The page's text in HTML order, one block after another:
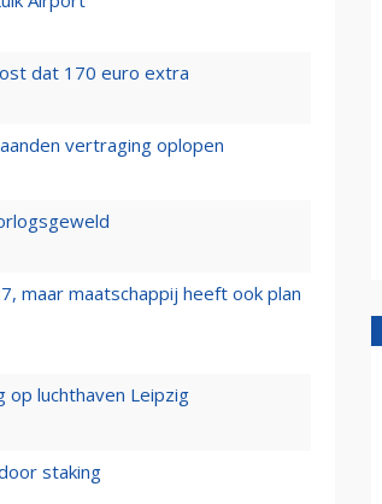
dat 170 euro extra
vertraging oplopen
maar maatschappij heeft ook plan
op luchthaven Leipzig
staking